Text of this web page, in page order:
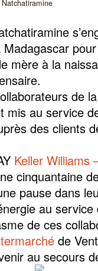
Natchatiramine
mère à la
de
mis au service
des clients
Keller Williams
cinquantaine
pause dans
au
de ces
de
au secours